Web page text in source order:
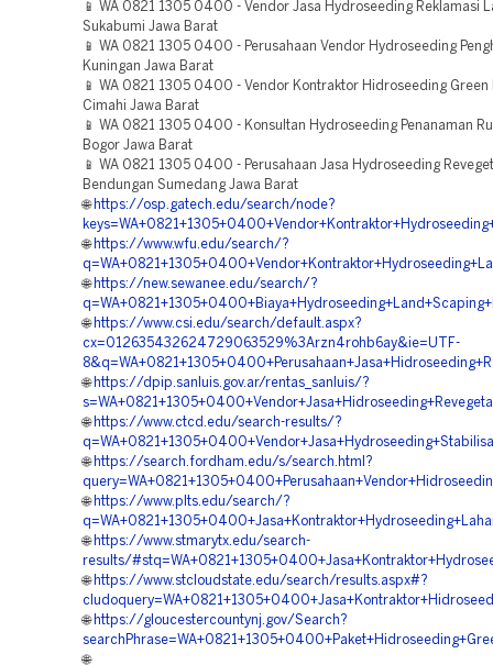
📱 WA 0821 1305 0400 - Vendor Jasa Hydroseeding Reklamasi
Sukabumi Jawa Barat
📱 WA 0821 1305 0400 - Perusahaan Vendor Hydroseeding
Kuningan Jawa Barat
📱 WA 0821 1305 0400 - Vendor Kontraktor Hidroseeding Green
Cimahi Jawa Barat
📱 WA 0821 1305 0400 - Konsultan Hydroseeding Penanaman
Bogor Jawa Barat
📱 WA 0821 1305 0400 - Perusahaan Jasa Hydroseeding
Bendungan Sumedang Jawa Barat
🌐 https://osp.gatech.edu/search/node?
🌐 https://www.wfu.edu/search/?
🌐 https://new.sewanee.edu/search/?
🌐 https://www.csi.edu/search/default.aspx?
cx=012635432624729063529%3Arzn4rohb6ay&ie=UTF-
🌐 https://dpip.sanluis.gov.ar/rentas_sanluis/?
🌐 https://www.ctcd.edu/search-results/?
🌐 https://search.fordham.edu/s/search.html?
🌐 https://www.plts.edu/search/?
🌐 https://www.stmarytx.edu/search-
results/
🌐 https://www.stcloudstate.edu/search/results.aspx#?
🌐 https://gloucestercountynj.gov/Search?
🌐